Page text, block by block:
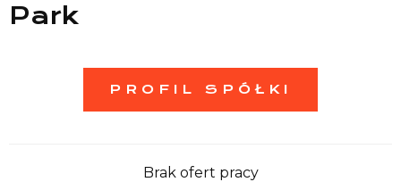
Park
PROFIL SPÓŁKI
Brak ofert pracy